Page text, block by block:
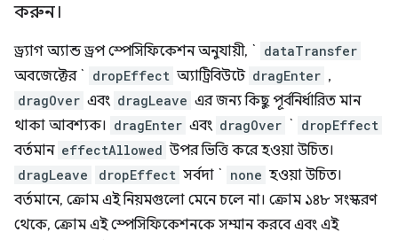
করুন।
ড্র্যাগ অ্যান্ড ড্রপ স্পেসিফিকেশন অনুযায়ী, ` dataTransfer
অবজেক্টের ` dropEffect অ্যাট্রিবিউটে dragEnter ,
dragOver এবং dragLeave এর জন্য কিছু পূর্বনির্ধারিত মান
থাকা আবশ্যক। dragEnter এবং dragOver ` dropEffect
বর্তমান effectAllowed উপর ভিত্তি করে হওয়া উচিত।
dragLeave dropEffect সর্বদা ` none হওয়া উচিত।
বর্তমানে, ক্রোম এই নিয়মগুলো মেনে চলে না। ক্রোম ১৪৮ সংস্করণ
থেকে, ক্রোম এই স্পেসিফিকেশনকে সম্মান করবে এবং এই